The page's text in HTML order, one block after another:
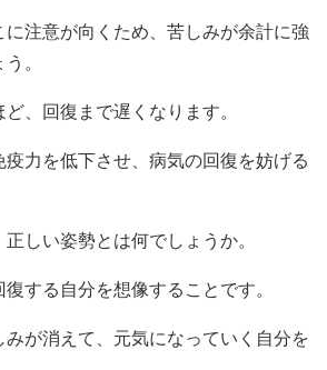
注意が向くため、苦しみが余計に強
。
、回復まで遅くなります。
力を低下させ、病気の回復を妨げる
しい姿勢とは何でしょうか。
する自分を想像することです。
みが消えて、元気になっていく自分を